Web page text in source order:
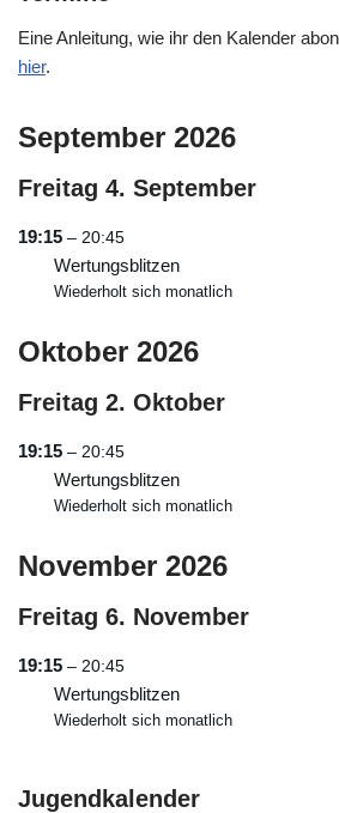
Eine Anleitung, wie ihr den Kalender
hier.
September 2026
Freitag 4. September
19:15 – 20:45
Wertungsblitzen
Wiederholt sich monatlich
Oktober 2026
Freitag 2. Oktober
19:15 – 20:45
Wertungsblitzen
Wiederholt sich monatlich
November 2026
Freitag 6. November
19:15 – 20:45
Wertungsblitzen
Wiederholt sich monatlich
Jugendkalender